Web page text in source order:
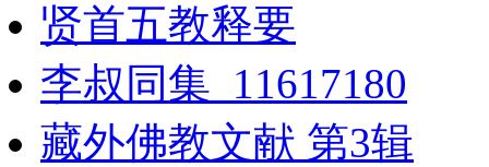
贤首五教释要
李叔同集_11617180
藏外佛教文献 第3辑